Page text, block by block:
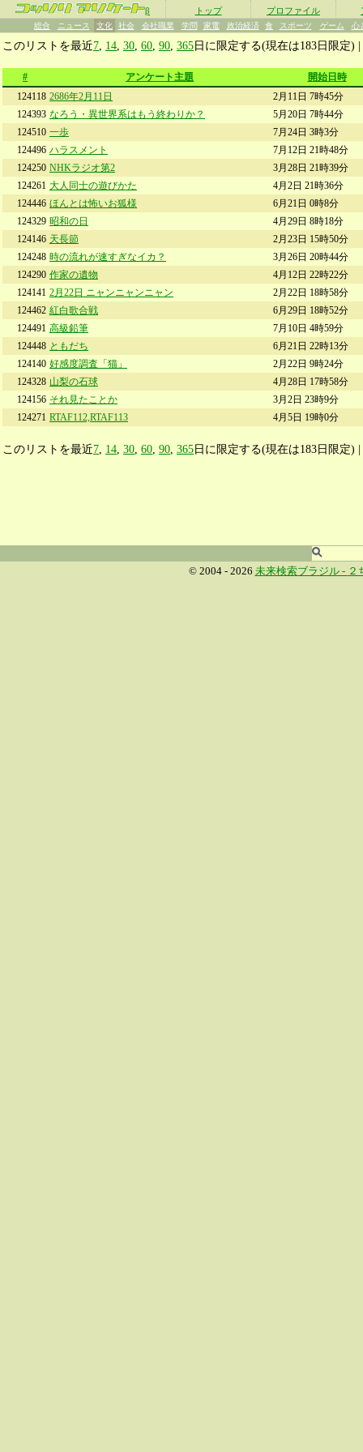
β トップ プロファイル
総合 ニュース 文化 社会 会社職業 学問 家電 政治経済 食 スポーツ ゲーム 心
このリストを最近7 14 30 60 90 365日に限定する(現在は183日限定) |
# アンケート主題
開始日時
124118 2686年2月11日
2月11日 7時45分
124393 なろう・異世界系はもう終わりか？
5月20日 7時44分
124510 一歩
7月24日 3時3分
124496 ハラスメント
7月12日 21時48分
124250 NHKラジオ第2
3月28日 21時39分
124261 大人同士の遊びかた
4月2日 21時36分
124446 ほんとは怖いお狐様
6月21日 0時8分
124329 昭和の日
4月29日 8時18分
124146 天長節
2月23日 15時50分
124248 時の流れが速すぎなイカ？
3月26日 20時44分
124290 作家の遺物
4月12日 22時22分
124141 2月22日 ニャンニャンニャン
2月22日 18時58分
124462 紅白歌合戦
6月29日 18時52分
124491 高級鉛筆
7月10日 4時59分
124448 ともだち
6月21日 22時13分
124140 好感度調査「猫」
2月22日 9時24分
124328 山梨の石球
4月28日 17時58分
124156 それ見たことか
3月2日 23時9分
124271 RTAF112,RTAF113 4月5日 19時0分
このリストを最近7 14 30 60 90 365日に限定する(現在は183日限定) |
© 2004 - 2026 未来検索ブラジル - ２